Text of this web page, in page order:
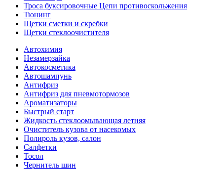
Троса буксировочные Цепи противоскольжения
Тюнинг
Щетки сметки и скребки
Щетки стеклоочистителя
Автохимия
Незамерзайка
Автокосметика
Автошампунь
Антифриз
Антифриз для пневмотормозов
Ароматизаторы
Быстрый старт
Жидкость стеклоомывающая летняя
Очиститель кузова от насекомых
Полироль кузов, салон
Салфетки
Тосол
Чернитель шин